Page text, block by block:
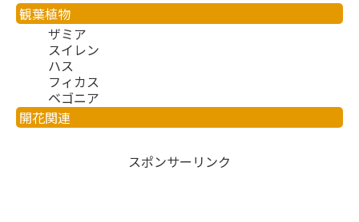
観葉植物
ザミア
スイレン
ハス
フィカス
ベゴニア
開花関連
スポンサーリンク